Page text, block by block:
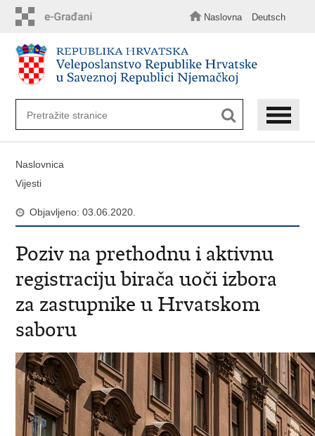
sadržaj
Naslovna Deutsch
Naslovnica
Vijesti
Objavljeno: 03.06.2020.
Poziv na prethodnu i aktivnu
registraciju birača uoči izbora
za zastupnike u Hrvatskom
saboru